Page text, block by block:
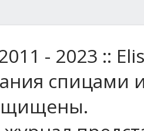
- 2023 ::
спицами